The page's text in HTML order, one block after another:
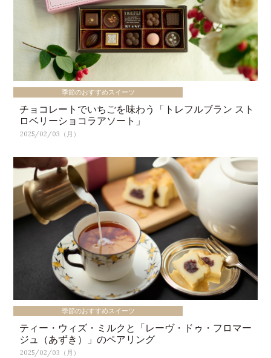
季節のおすすめスイーツ
チョコレートでいちごを味わう「トレフルブラン スト
ロベリーショコラアソート」
2025/02/03（月）
季節のおすすめスイーツ
ティー・ウィズ・ミルクと「レーヴ・ドゥ・フロマー
ジュ（あずき）」のペアリング
2025/02/03（月）